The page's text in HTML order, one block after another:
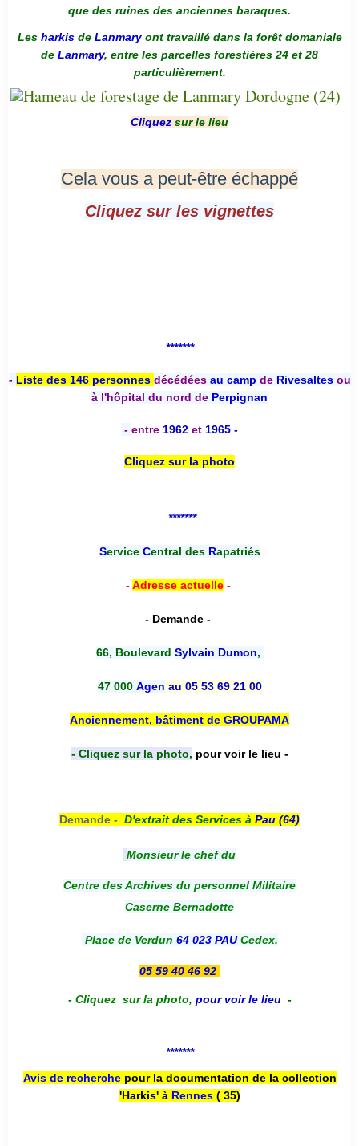
que des ruines des anciennes baraques.
Les harkis de Lanmaryont travaillé dans la forêt domaniale
de Lanmary, entre les parcelles forestières 24 et 28
particulièrement.
Cliquez sur le lieu
Cela vous a peut-être échappé
Cliquez sur les vignettes
*******
- Liste des 146 personnes décédées au camp deRivesaltesou
à l'hôpital du nord de Perpignan
- entre 1962 et 1965 -
Cliquez sur la photo
*******
Service Central desRapatriés
-Adresse actuelle-
- Demande -
66, Boulevard Sylvain Dumon,
47 000 Agen au 05 53 69 21 00
Anciennement, bâtiment de GROUPAMA
- Cliquez sur la photo, pour voir le lieu -
Demande - D'extrait des Services à Pau (64)
Monsieur le chef du
Centre des Archives du personnel Militaire
Caserne Bernadotte
Place de Verdun 64 023 PAUCedex.
05 59 40 46 92
- Cliquez sur la photo, pour voir le lieu -
*******
Avis de recherche pour la documentation de la collection
'Harkis' à Rennes( 35)